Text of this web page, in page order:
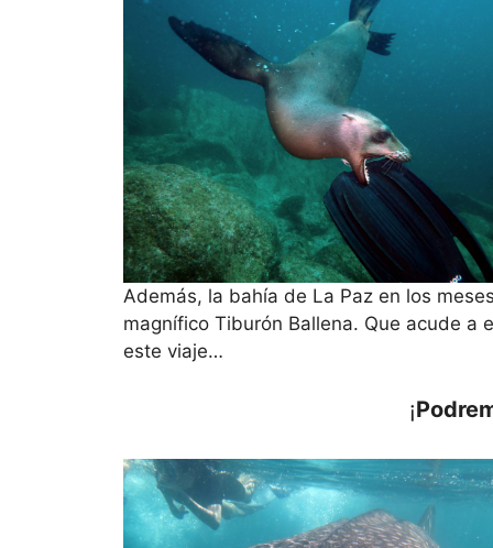
Además, la bahía de La Paz en los
magnífico Tiburón Ballena. Que acude a
este viaje…
¡